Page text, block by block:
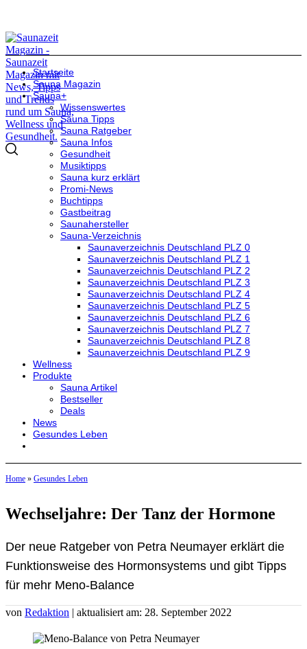
Startseite
Sauna Magazin
Sauna+
Wissenswertes
Sauna Tipps
Sauna Ratgeber
Sauna Infos
Gesundheit
Musiktipps
Sauna kurz erklärt
Promi-News
Buchtipps
Gastbeitrag
Saunahersteller
Sauna-Verzeichnis
Saunaverzeichnis Deutschland PLZ 0
Saunaverzeichnis Deutschland PLZ 1
Saunaverzeichnis Deutschland PLZ 2
Saunaverzeichnis Deutschland PLZ 3
Saunaverzeichnis Deutschland PLZ 4
Saunaverzeichnis Deutschland PLZ 5
Saunaverzeichnis Deutschland PLZ 6
Saunaverzeichnis Deutschland PLZ 7
Saunaverzeichnis Deutschland PLZ 8
Saunaverzeichnis Deutschland PLZ 9
Wellness
Produkte
Sauna Artikel
Bestseller
Deals
News
Gesundes Leben
Home » Gesundes Leben
Wechseljahre: Der Tanz der Hormone
Der neue Ratgeber von Petra Neumayer erklärt die
Funktionsweise des Hormonsystems und gibt Tipps
für mehr Meno-Balance
von Redaktion | aktualisiert am: 28. September 2022